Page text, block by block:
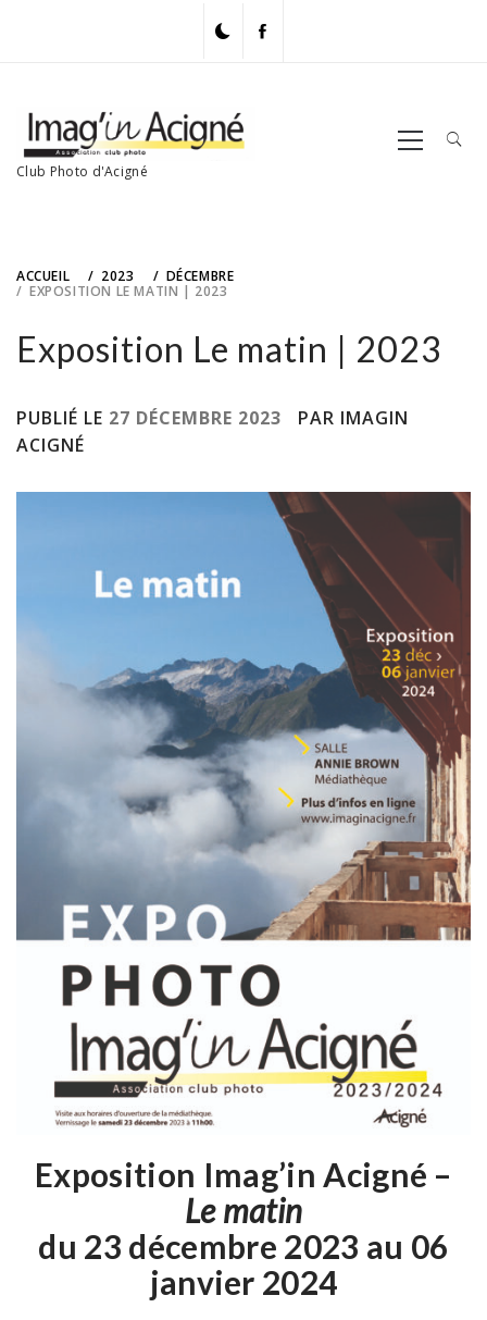
Club Photo d'Acigné
Primary
Menu
ACCUEIL 2023
DÉCEMBRE
EXPOSITION LE MATIN | 2023
Exposition Le matin | 2023
PUBLIÉ LE 27 DÉCEMBRE 2023
PAR IMAGIN
ACIGNÉ
Exposition Imag’in Acigné –
Le matin
du 23 décembre 2023 au 06
janvier 2024